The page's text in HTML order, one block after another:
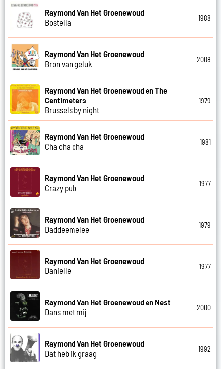
Raymond Van Het Groenewoud
Bostella
1988
Raymond Van Het Groenewoud
Bron van geluk
2008
Raymond Van Het Groenewoud en The
Centimeters
Brussels by night
1979
Raymond Van Het Groenewoud
Cha cha cha
1981
Raymond Van Het Groenewoud
Crazy pub
1977
Raymond Van Het Groenewoud
Daddeemelee
1979
Raymond Van Het Groenewoud
Danielle
1977
Raymond Van Het Groenewoud en Nest
Dans met mij
2000
Raymond Van Het Groenewoud
Dat heb ik graag
1992